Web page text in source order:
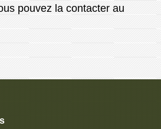
pouvez la contacter au